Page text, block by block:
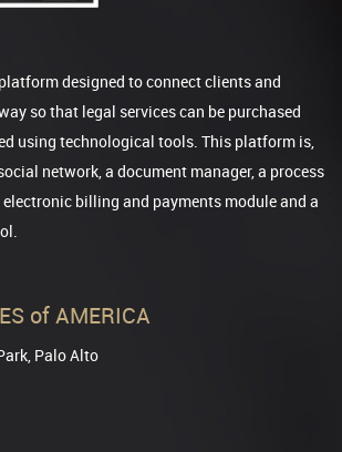
designed to connect clients and
so that legal services can be purchased
using technological tools. This platform is,
network, a document manager, a process
electronic billing and payments module and a
of AMERICA
Palo Alto